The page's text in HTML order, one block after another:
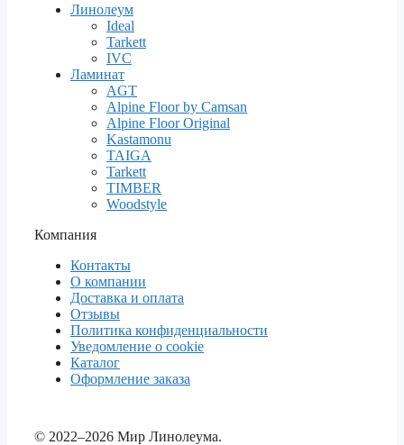
Линолеум
Ideal
Tarkett
IVC
Ламинат
AGT
Alpine Floor by Camsan
Alpine Floor Original
Kastamonu
TAIGA
Tarkett
TIMBER
Woodstyle
Компания
Контакты
О компании
Доставка и оплата
Отзывы
Политика конфиденциальности
Уведомление о cookie
Каталог
Оформление заказа
© 2022–2026 Мир Линолеума.